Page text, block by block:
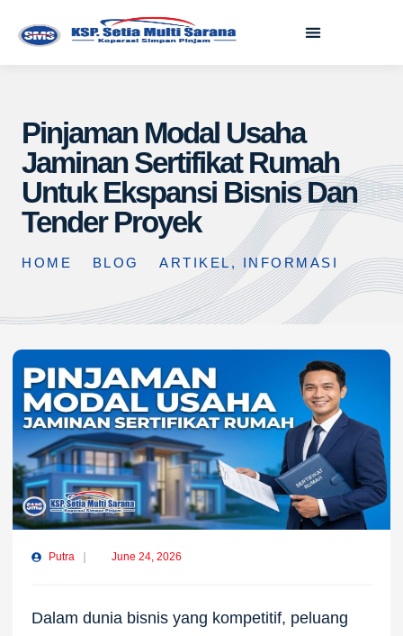
Pinjaman Modal Usaha
Jaminan Sertifikat Rumah
Untuk Ekspansi Bisnis Dan
Tender Proyek
HOME BLOG ARTIKEL,INFORMASI
Putra June 24, 2026
Dalam dunia bisnis yang kompetitif, peluang